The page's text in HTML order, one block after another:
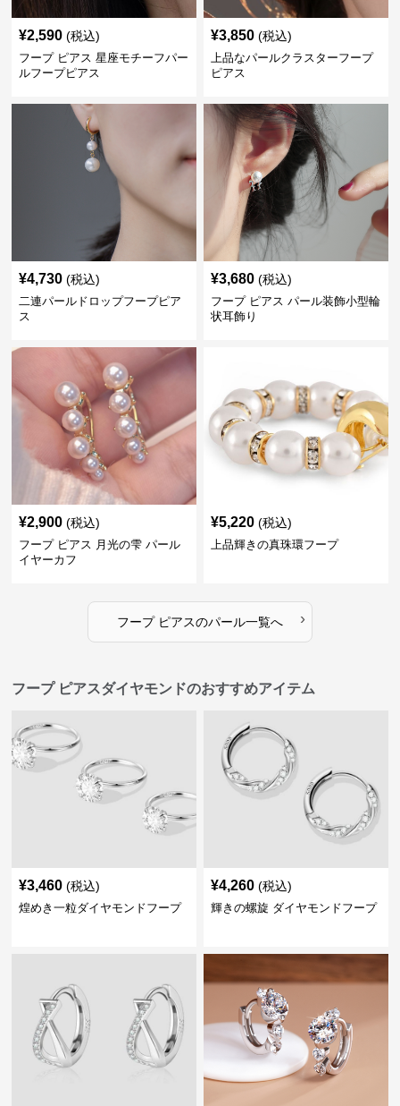
¥2,590 (税込)
フープ ピアス 星座モチーフパー
ルフープピアス
¥3,850 (税込)
上品なパールクラスターフープ
ピアス
¥4,730 (税込)
二連パールドロップフープピア
ス
¥3,680 (税込)
フープ ピアス パール装飾小型輪
状耳飾り
¥2,900 (税込)
フープ ピアス 月光の雫 パール
イヤーカフ
¥5,220 (税込)
上品輝きの真珠環フープ
フープ ピアスのパール一覧へ ›
フープ ピアスダイヤモンドのおすすめアイテム
¥3,460 (税込)
煌めき一粒ダイヤモンドフープ
¥4,260 (税込)
輝きの螺旋 ダイヤモンドフープ